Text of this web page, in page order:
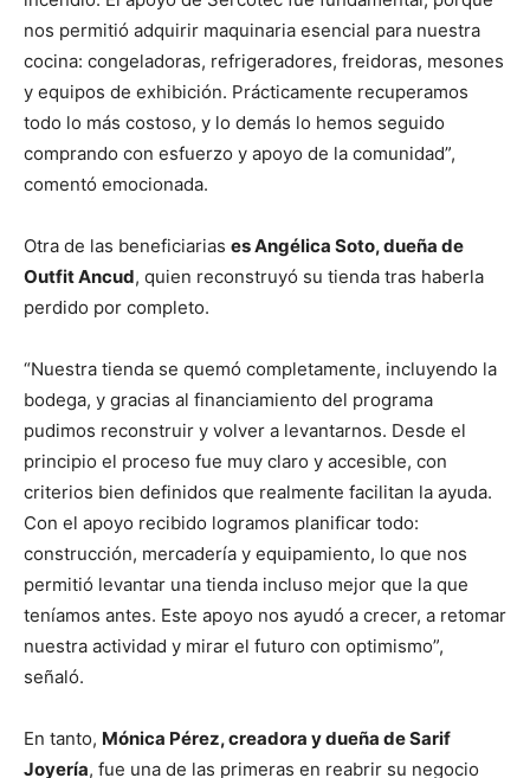
nos permitió adquirir maquinaria esencial para nuestra
cocina: congeladoras, refrigeradores, freidoras, mesones
y equipos de exhibición. Prácticamente recuperamos
todo lo más costoso, y lo demás lo hemos seguido
comprando con esfuerzo y apoyo de la comunidad”,
comentó emocionada.
Otra de las beneficiarias es Angélica Soto, dueña de
Outfit Ancud, quien reconstruyó su tienda tras haberla
perdido por completo.
“Nuestra tienda se quemó completamente, incluyendo la
bodega, y gracias al financiamiento del programa
pudimos reconstruir y volver a levantarnos. Desde el
principio el proceso fue muy claro y accesible, con
criterios bien definidos que realmente facilitan la ayuda.
Con el apoyo recibido logramos planificar todo:
construcción, mercadería y equipamiento, lo que nos
permitió levantar una tienda incluso mejor que la que
teníamos antes. Este apoyo nos ayudó a crecer, a retomar
nuestra actividad y mirar el futuro con optimismo”,
señaló.
En tanto, Mónica Pérez, creadora y dueña de Sarif
Joyería, fue una de las primeras en reabrir su negocio